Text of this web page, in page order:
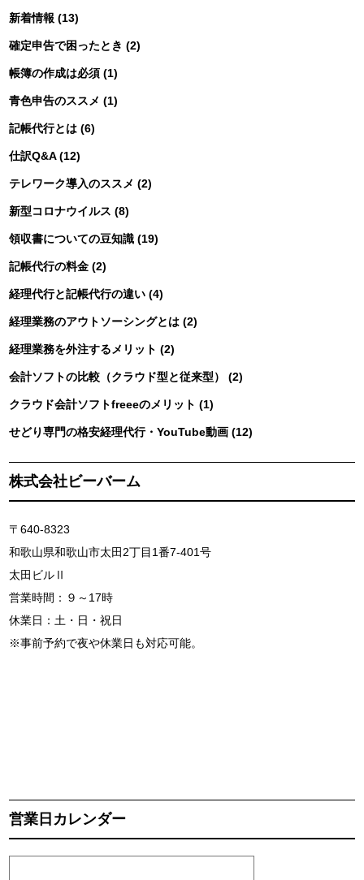
新着情報 (13)
確定申告で困ったとき (2)
帳簿の作成は必須 (1)
青色申告のススメ (1)
記帳代行とは (6)
仕訳Q&A (12)
テレワーク導入のススメ (2)
新型コロナウイルス (8)
領収書についての豆知識 (19)
記帳代行の料金 (2)
経理代行と記帳代行の違い (4)
経理業務のアウトソーシングとは (2)
経理業務を外注するメリット (2)
会計ソフトの比較（クラウド型と従来型） (2)
クラウド会計ソフトfreeeのメリット (1)
せどり専門の格安経理代行・YouTube動画 (12)
株式会社ビーバーム
〒640-8323
和歌山県和歌山市太田2丁目1番7-401号
太田ビルⅡ
営業時間：９～17時
休業日：土・日・祝日
※事前予約で夜や休業日も対応可能。
営業日カレンダー